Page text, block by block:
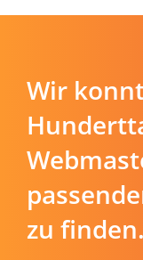
Wir
zu finden.